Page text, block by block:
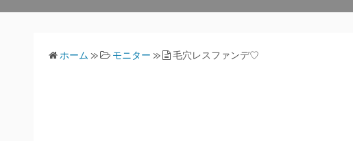
ホーム » モニター » 毛穴レスファンデ♡